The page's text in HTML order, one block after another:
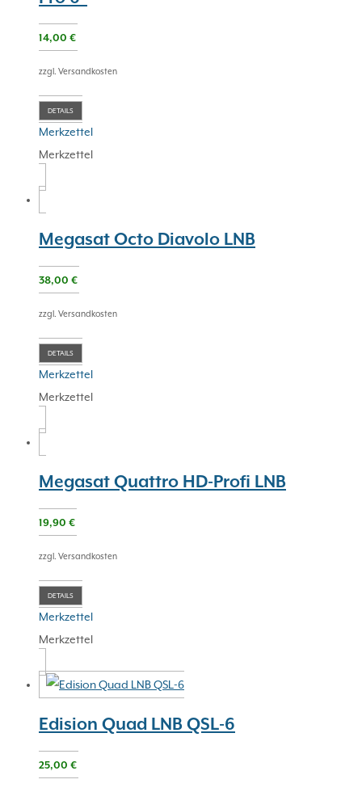
14,00 €
zzgl. Versandkosten
DETAILS
Merkzettel
Merkzettel
Megasat Octo Diavolo LNB
38,00 €
zzgl. Versandkosten
DETAILS
Merkzettel
Merkzettel
Megasat Quattro HD-Profi LNB
19,90 €
zzgl. Versandkosten
DETAILS
Merkzettel
Merkzettel
Edision Quad LNB QSL-6
25,00 €